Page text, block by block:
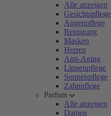
Alle anzeigen
Gesichtspflege
Augenpflege
Reinigung
Masken
Herren
Anti-Aging
Lippenpflege
Sonnenpflege
Zahnpflege
Parfum
Alle anzeigen
Damen